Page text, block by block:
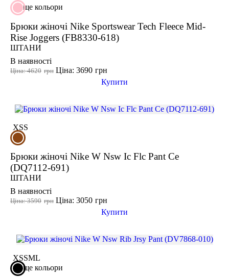
ще кольори
Брюки жіночі Nike Sportswear Tech Fleece Mid-
Rise Joggers (FB8330-618)
ШТАНИ
В наявності
грн
Ціна: 4620 грн
Ціна: 3690
Купити
XSS
Брюки жіночі Nike W Nsw Ic Flc Pant Ce
(DQ7112-691)
ШТАНИ
В наявності
грн
Ціна: 3590 грн
Ціна: 3050
Купити
XSSML
ще кольори